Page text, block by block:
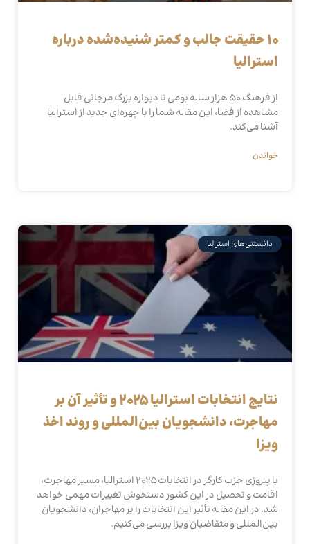
۱۰ حقیقت جالب و کمتر شنیده‌شده درباره
استرالیا
از فرهنگ ۵۰ هزار ساله بومی تا دیواره بزرگ مرجانی قابل
مشاهده از فضا، این مقاله شما را با چهره‌ای جدید از استرالیا
آشنا می‌کند.
خواندن
دانستنی‌های استرالیا
نتایج انتخابات استرالیا 2025 و تأثیر آن بر
مهاجرت، دانشجویان بین‌المللی و روند اخذ
ویزا
با پیروزی حزب کارگر در انتخابات 2025 استرالیا، مسیر مهاجرت،
اقامت و تحصیل در این کشور دستخوش تغییرات مهمی خواهد
شد. در این مقاله تأثیر این انتخابات را بر مهاجران، دانشجویان
بین‌المللی و متقاضیان ویزا بررسی می‌کنیم.